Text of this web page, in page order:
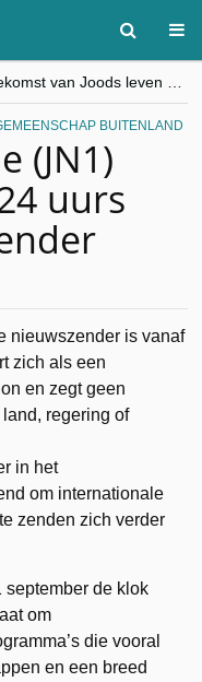
“Besnijdenisdebat toont hoe moeilijk seculiere Westen minderheden begrijpt”, Jinnih Beels (Vooruit)
CITYTRIP | ROEMENIË – Boekarest: de verrassing van Oost-Europa
BUITENLAND
(JN1)
uurs
nieuwszender is vanaf
zich als een
en zegt geen
regering of
in het
om internationale
zenden zich verder
september de klok
om
die vooral
en een breed